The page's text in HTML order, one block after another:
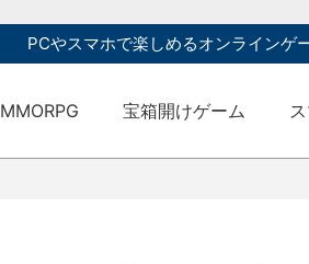
PCやスマホで楽しめるオンラインゲ
MMORPG 宝箱開けゲーム